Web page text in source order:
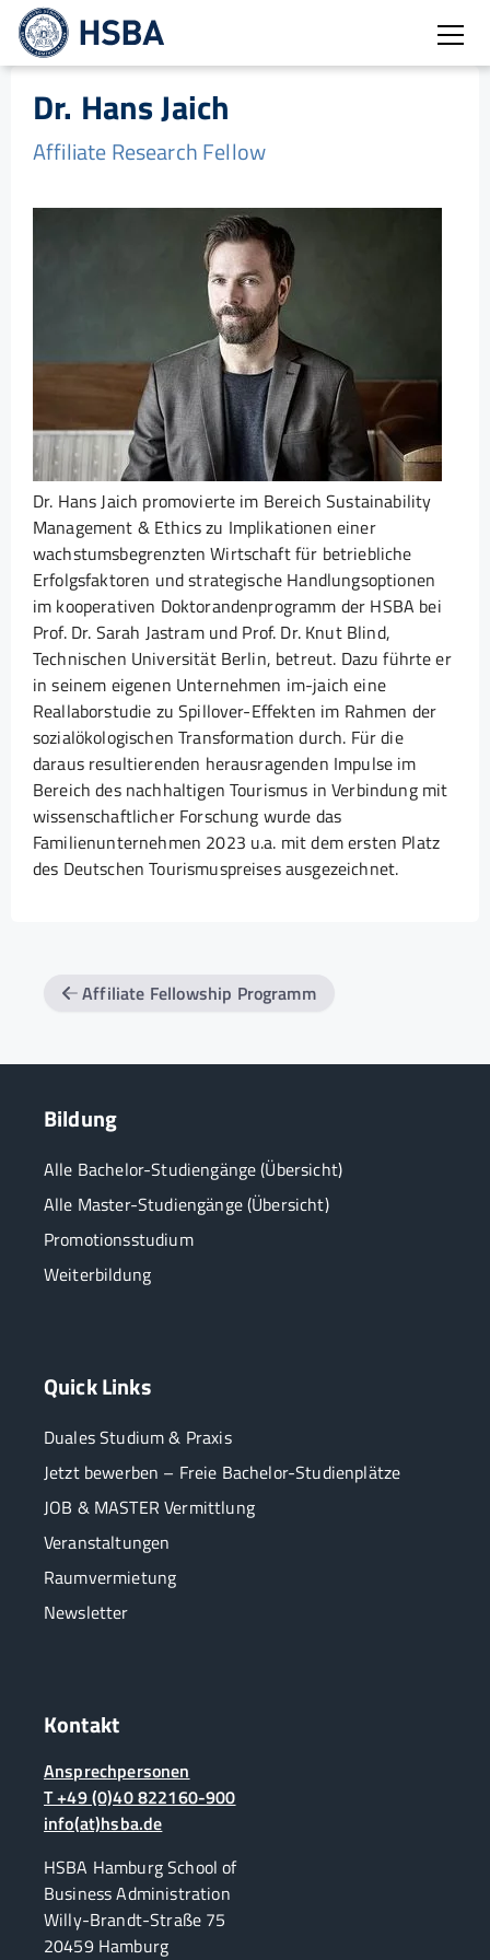
Dr. Hans Jaich
Affiliate Research Fellow
Dr. Hans Jaich promovierte im Bereich Sustainability
Management & Ethics zu Implikationen einer
wachstumsbegrenzten Wirtschaft für betriebliche
Erfolgsfaktoren und strategische Handlungsoptionen
im kooperativen Doktorandenprogramm der HSBA bei
Prof. Dr. Sarah Jastram und Prof. Dr. Knut Blind,
Technischen Universität Berlin, betreut. Dazu führte er
in seinem eigenen Unternehmen im-jaich eine
Reallaborstudie zu Spillover-Effekten im Rahmen der
sozialökologischen Transformation durch. Für die
daraus resultierenden herausragenden Impulse im
Bereich des nachhaltigen Tourismus in Verbindung mit
wissenschaftlicher Forschung wurde das
Familienunternehmen 2023 u.a. mit dem ersten Platz
des Deutschen Tourismuspreises ausgezeichnet.
Affiliate Fellowship Programm
Bildung
Alle Bachelor-Studiengänge (Übersicht)
Alle Master-Studiengänge (Übersicht)
Promotionsstudium
Weiterbildung
Quick Links
Duales Studium & Praxis
Jetzt bewerben – Freie Bachelor-Studienplätze
JOB & MASTER Vermittlung
Veranstaltungen
Raumvermietung
Newsletter
Kontakt
Ansprechpersonen
T +49 (0)40 822160-900
info(at)hsba.de
HSBA Hamburg School of
Business Administration
Willy-Brandt-Straße 75
20459 Hamburg